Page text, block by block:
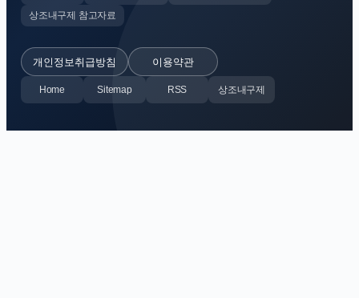
상조내구제 참고자료
개인정보취급방침 이용약관
Home Sitemap RSS 상조내구제